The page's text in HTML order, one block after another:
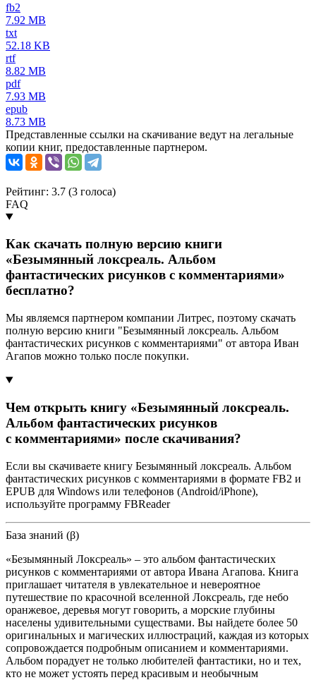
fb2
7.92 MB
txt
52.18 KB
rtf
8.82 MB
pdf
7.93 MB
epub
8.73 MB
Представленные ссылки на скачивание ведут на легальные
копии книг, предоставленные партнером.
Рейтинг: 3.7 (3 голоса)
FAQ
Как скачать полную версию книги
«Безымянный локсреаль. Альбом
фантастических рисунков с комментариями»
бесплатно?
Мы являемся партнером компании Литрес, поэтому скачать
полную версию книги "Безымянный локсреаль. Альбом
фантастических рисунков с комментариями" от автора Иван
Агапов можно только после покупки.
Чем открыть книгу «Безымянный локсреаль.
Альбом фантастических рисунков
с комментариями» после скачивания?
Если вы скачиваете книгу Безымянный локсреаль. Альбом
фантастических рисунков с комментариями в формате FB2 и
EPUB для Windows или телефонов (Android/iPhone),
используйте программу FBReader
База знаний (β)
«Безымянный Локсреаль» – это альбом фантастических
рисунков с комментариями от автора Ивана Агапова. Книга
приглашает читателя в увлекательное и невероятное
путешествие по красочной вселенной Локсреаль, где небо
оранжевое, деревья могут говорить, а морские глубины
населены удивительными существами. Вы найдете более 50
оригинальных и магических иллюстраций, каждая из которых
сопровождается подробным описанием и комментариями.
Альбом порадует не только любителей фантастики, но и тех,
кто не может устоять перед красивым и необычным